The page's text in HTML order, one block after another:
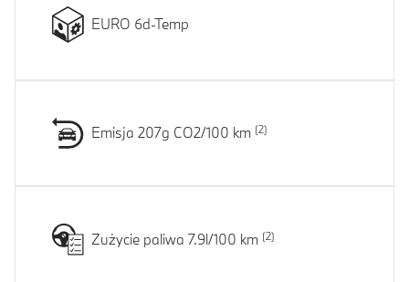
EURO 6d-Temp
Emisja 207g CO2/100 km
Zużycie paliwa 7.9l/100 km